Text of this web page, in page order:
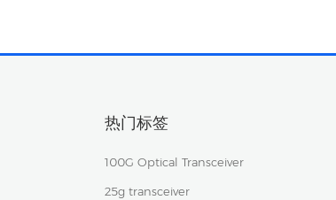
热门标签
100G Optical Transceiver
25g transceiver